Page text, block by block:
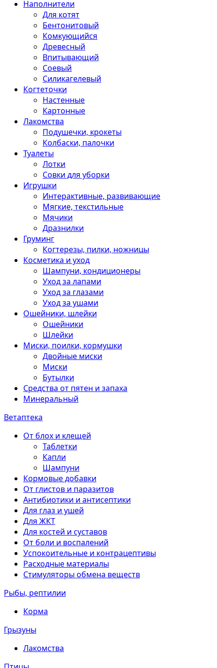
Наполнители
Для котят
Бентонитовый
Комкующийся
Древесный
Впитывающий
Соевый
Силикагелевый
Когтеточки
Настенные
Картонные
Лакомства
Подушечки, крокеты
Колбаски, палочки
Туалеты
Лотки
Совки для уборки
Игрушки
Интерактивные, развивающие
Мягкие, текстильные
Мячики
Дразнилки
Груминг
Когтерезы, пилки, ножницы
Косметика и уход
Шампуни, кондиционеры
Уход за лапами
Уход за глазами
Уход за ушами
Ошейники, шлейки
Ошейники
Шлейки
Миски, поилки, кормушки
Двойные миски
Миски
Бутылки
Средства от пятен и запаха
Минеральный
Ветаптека
От блох и клещей
Таблетки
Капли
Шампуни
Кормовые добавки
От глистов и паразитов
Антибиотики и антисептики
Для глаз и ушей
Для ЖКТ
Для костей и суставов
От боли и воспалений
Успокоительные и контрацептивы
Расходные материалы
Стимуляторы обмена веществ
Рыбы, рептилии
Корма
Грызуны
Лакомства